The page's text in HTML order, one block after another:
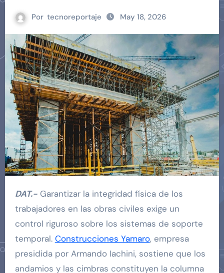
Por tecnoreportaje May 18, 2026
DAT.-Garantizar la integridad física de los
trabajadores en las obras civiles exige un
control riguroso sobre los sistemas de soporte
temporal. Construcciones Yamaro, empresa
presidida por Armando Iachini, sostiene que los
andamios y las cimbras constituyen la columna